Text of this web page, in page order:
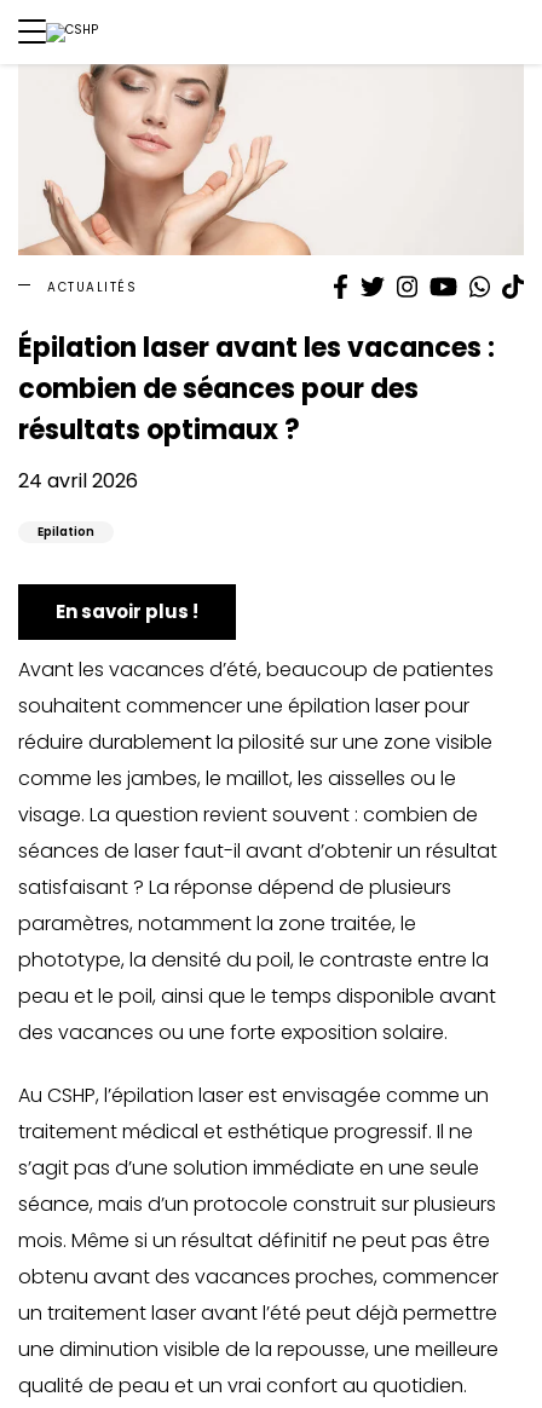
ACTUALITÉS Facebook
TwitterInstagram
YouTube
Épilation laser avant les vacances :
combien de séances pour des
résultats optimaux ?
24 avril 2026
Epilation
En savoir plus !
Avant les vacances d’été, beaucoup de patientes
souhaitent commencer une épilation laser pour
réduire durablement la pilosité sur une zone visible
comme les jambes, le maillot, les aisselles ou le
visage. La question revient souvent : combien de
séances de laser faut-il avant d’obtenir un résultat
satisfaisant ? La réponse dépend de plusieurs
paramètres, notamment la zone traitée, le
phototype, la densité du poil, le contraste entre la
peau et le poil, ainsi que le temps disponible avant
des vacances ou une forte exposition solaire.
Au CSHP, l’épilation laser est envisagée comme un
traitement médical et esthétique progressif. Il ne
s’agit pas d’une solution immédiate en une seule
séance, mais d’un protocole construit sur plusieurs
mois. Même si un résultat définitif ne peut pas être
obtenu avant des vacances proches, commencer
un traitement laser avant l’été peut déjà permettre
une diminution visible de la repousse, une meilleure
qualité de peau et un vrai confort au quotidien.